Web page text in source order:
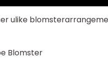
ulike
Blomster